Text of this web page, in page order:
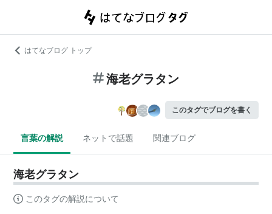
はてなブログ トップ
海老グラタン
このタグでブログを書く
言葉の解説 ネットで話題 関連ブログ
海老グラタン
このタグの解説について